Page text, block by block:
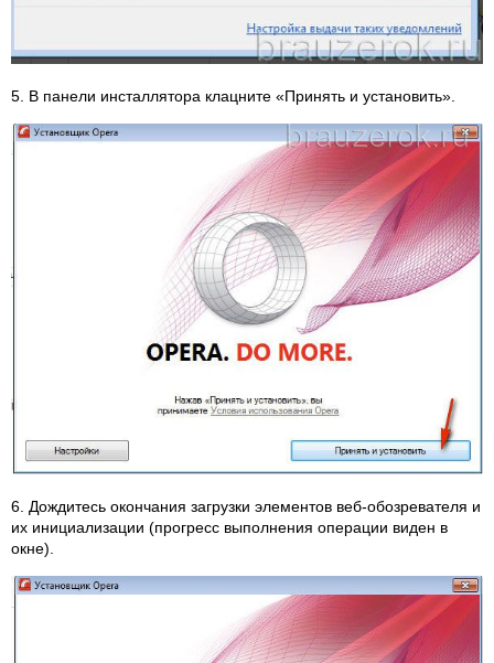
5. В панели инсталлятора клацните «Принять и установить».
6. Дождитесь окончания загрузки элементов веб-обозревателя и
их инициализации (прогресс выполнения операции виден в
окне).